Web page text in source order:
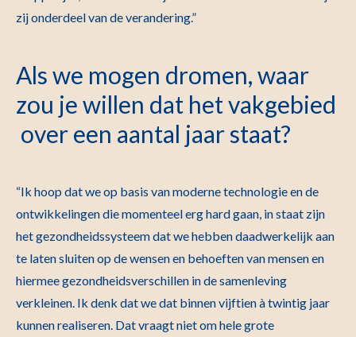
zij onderdeel van de verandering.”
Als we mogen dromen, waar
zou je willen dat het vakgebied
over een aantal jaar staat?
“Ik hoop dat we op basis van moderne technologie en de
ontwikkelingen die momenteel erg hard gaan, in staat zijn
het gezondheidssysteem dat we hebben daadwerkelijk aan
te laten sluiten op de wensen en behoeften van mensen en
hiermee gezondheidsverschillen in de samenleving
verkleinen. Ik denk dat we dat binnen vijftien à twintig jaar
kunnen realiseren. Dat vraagt niet om hele grote